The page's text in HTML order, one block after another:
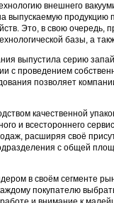
внешнего
выпускаемую продукцию
Это, в свою очередь,
базы, а
выпустила серию
с проведением
позволяет
качественной
и всестороннего
расширяя своё
с общей
в своём сегменте
покупателю